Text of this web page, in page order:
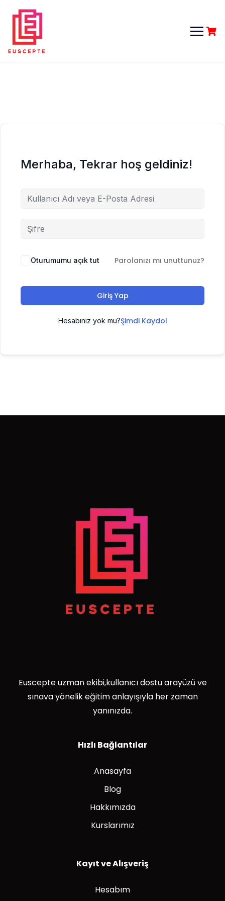
content
Merhaba, Tekrar hoş geldiniz!
Oturumumu açık tut Parolanızı mı unuttunuz?
Giriş Yap
Hesabınız yok mu?Şimdi Kaydol
Euscepte uzman ekibi,kullanıcı dostu arayüzü ve
sınava yönelik eğitim anlayışıyla her zaman
yanınızda.
Hızlı Bağlantılar
Anasayfa
Blog
Hakkımızda
Kurslarımız
Kayıt ve Alışveriş
Hesabım